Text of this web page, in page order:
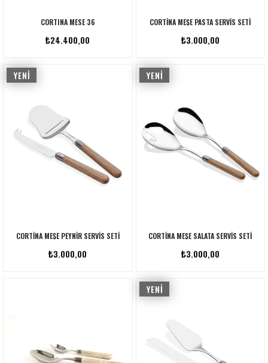
CORTINA MESE 36
₺24.400,00
CORTINA MEŞE PASTA SERVIS SETI
₺3.000,00
CORTINA MEŞE PEYNIR SERVIS SETI
₺3.000,00
YENI
ÜRÜN
CORTINA MEŞE SALATA SERVIS SETI
₺3.000,00
YENI
ÜRÜN
YENI
ÜRÜN